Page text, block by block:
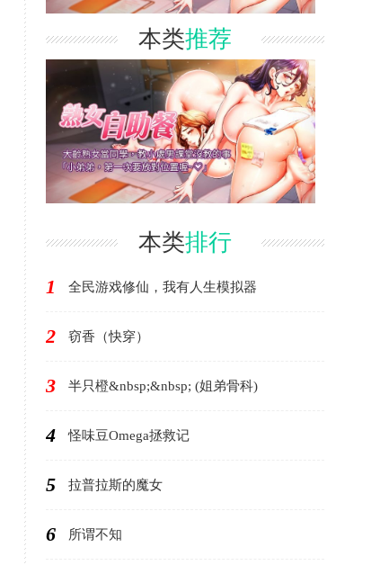
本类推荐
本类排行
1 全民游戏修仙，我有人生模拟器
2 窃香（快穿）
3 半只橙&nbsp;&nbsp; (姐弟骨科)
4 怪味豆Omega拯救记
5 拉普拉斯的魔女
6 所谓不知